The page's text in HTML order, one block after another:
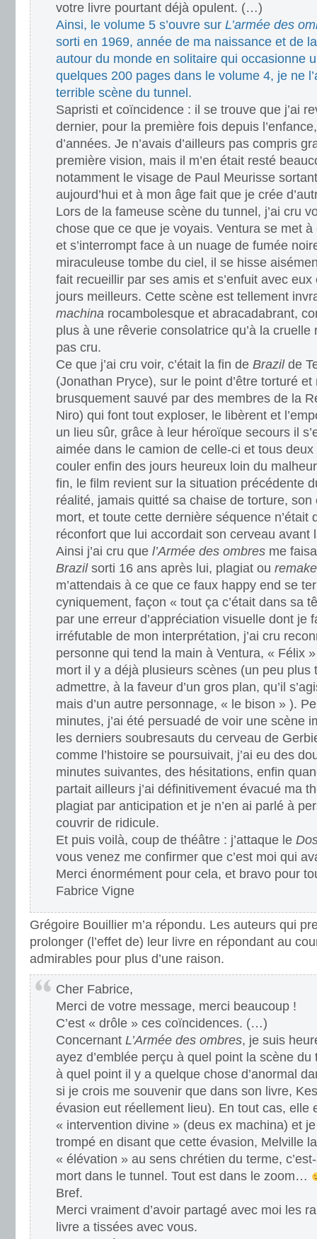
votre livre pourtant déjà opulent. (…)
Ainsi, le volume 5 s’ouvre sur L’armée des
sorti en 1969, année de ma naissance et de
autour du monde en solitaire qui occasionne
quelques 200 pages dans le volume 4, je ne
terrible scène du tunnel.
Sapristi et coïncidence : il se trouve que j’ai
dernier, pour la première fois depuis
d’années. Je n’avais d’ailleurs pas compris
première vision, mais il m’en était resté
notamment le visage de Paul Meurisse
aujourd’hui et à mon âge fait que je crée
Lors de la fameuse scène du tunnel, j’ai cru
chose que ce que je voyais. Ventura se met
et s’interrompt face à un nuage de fumée
miraculeuse tombe du ciel, il se hisse
fait recueillir par ses amis et s’enfuit avec
jours meilleurs. Cette scène est tellement
machina rocambolesque et abracadabrant,
plus à une rêverie consolatrice qu’à la cruelle
pas cru.
Ce que j’ai cru voir, c’était la fin de Brazilde
(Jonathan Pryce), sur le point d’être torturé
brusquement sauvé par des membres de la
Niro) qui font tout exploser, le libèrent et
un lieu sûr, grâce à leur héroïque secours il
aimée dans le camion de celle-ci et tous
couler enfin des jours heureux loin du
fin, le film revient sur la situation précédente
réalité, jamais quitté sa chaise de torture,
mort, et toute cette dernière séquence n’était
réconfort que lui accordait son cerveau avant
Ainsi j’ai cru que l’Armée des ombres me
Brazilsorti 16 ans après lui, plagiat ou remake
m’attendais à ce que ce faux happy end se
cyniquement, façon « tout ça c’était dans sa
par une erreur d’appréciation visuelle dont je
irréfutable de mon interprétation, j’ai cru
personne qui tend la main à Ventura, « Félix
mort il y a déjà plusieurs scènes (un peu plus
admettre, à la faveur d’un gros plan, qu’il
mais d’un autre personnage, « le bison » ).
minutes, j’ai été persuadé de voir une scène
les derniers soubresauts du cerveau de
comme l’histoire se poursuivait, j’ai eu des
minutes suivantes, des hésitations, enfin
partait ailleurs j’ai définitivement évacué ma
plagiat par anticipation et je n’en ai parlé à
couvrir de ridicule.
Et puis voilà, coup de théâtre : j’attaque le
vous venez me confirmer que c’est moi qui
Merci énormément pour cela, et bravo pour
Fabrice Vigne
Grégoire Bouillier m’a répondu. Les auteurs qui
prolonger (l’effet de) leur livre en répondant au
admirables pour plus d’une raison.
Cher Fabrice,
Merci de votre message, merci beaucoup !
C’est « drôle » ces coïncidences. (…)
Concernant L’Armée des ombres, je suis
ayez d’emblée perçu à quel point la scène
à quel point il y a quelque chose d’anormal
si je crois me souvenir que dans son livre,
évasion eut réellement lieu). En tout cas, elle
« intervention divine » (deus ex machina) et
trompé en disant que cette évasion, Melville
« élévation » au sens chrétien du terme,
mort dans le tunnel. Tout est dans le zoom…
Bref.
Merci vraiment d’avoir partagé avec moi les
livre a tissées avec vous.